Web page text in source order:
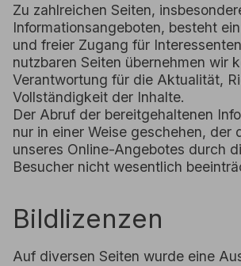
Zu zahlreichen Seiten,
Informationsangeboten, besteht
und freier Zugang für
nutzbaren Seiten übernehmen wir
Verantwortung für die Aktualität,
Vollständigkeit der Inhalte.
Der Abruf der bereitgehaltenen
nur in einer Weise geschehen, der
unseres Online-Angebotes durch
Besucher nicht wesentlich
Bildlizenzen
Auf diversen Seiten wurde eine